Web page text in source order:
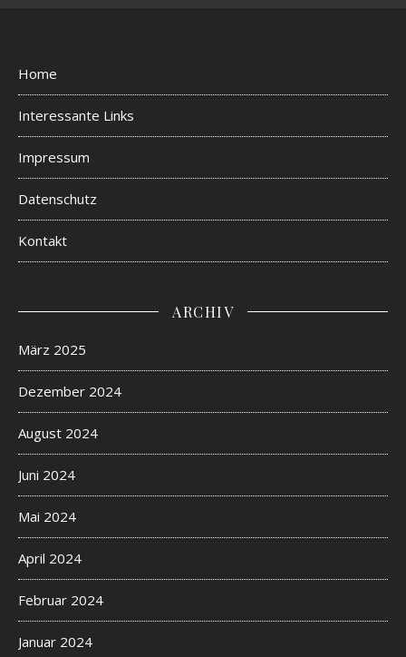
Home
Interessante Links
Impressum
Datenschutz
Kontakt
ARCHIV
März 2025
Dezember 2024
August 2024
Juni 2024
Mai 2024
April 2024
Februar 2024
Januar 2024